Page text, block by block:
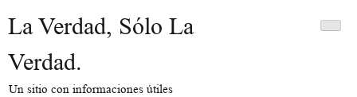
La Verdad, Sólo La
Verdad.
Un sitio con informaciones útiles